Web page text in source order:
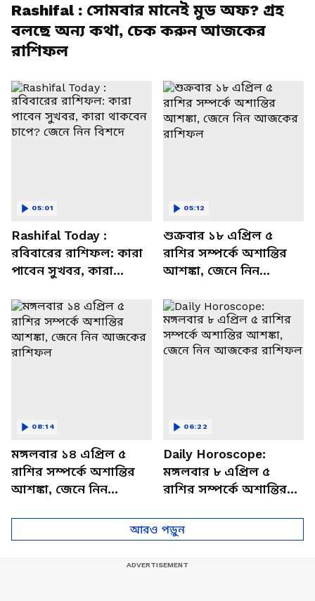
Rashifal : সোমবার মানেই মুড অফ? গ্রহ
বলছে অন্য কথা, চেক করুন আজকের
রাশিফল
Rashifal Today :
রবিবারের রাশিফল: কারা
পাবেন সুখবর, কারা
বিশদে
05:01
শুক্রবার ১৮ এপ্রিল ৫
রাশির সম্পর্কে অশান্তির
আশঙ্কা, জেনে নিন
05:12
মঙ্গলবার ১৪ এপ্রিল ৫
রাশির সম্পর্কে অশান্তির
আশঙ্কা, জেনে নিন
08:14
Daily Horoscope:
মঙ্গলবার ৮ এপ্রিল ৫
রাশির সম্পর্কে অশান্তির
আজকের রাশিফল
06:22
আরও পড়ুন